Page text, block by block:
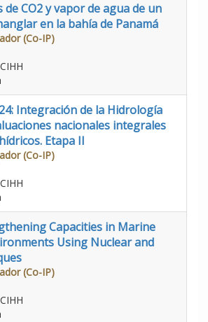
de CO2 y vapor de agua de un
en la bahía de Panamá
(Co-IP)
CIHH
Integración de la Hidrología
nacionales integrales
Etapa II
(Co-IP)
CIHH
Capacities in Marine
Using Nuclear and
(Co-IP)
CIHH